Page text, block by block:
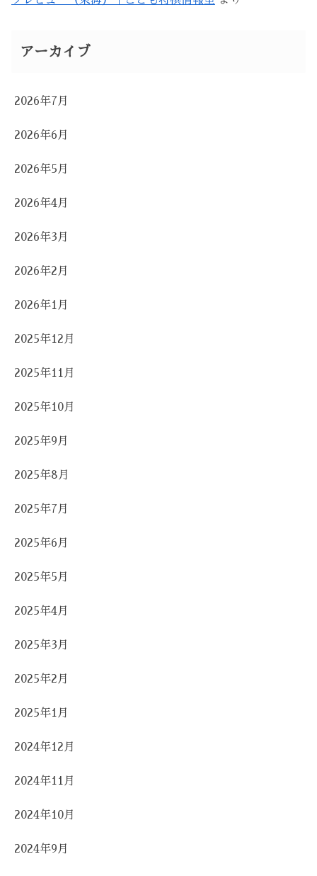
アーカイブ
2026年7月
2026年6月
2026年5月
2026年4月
2026年3月
2026年2月
2026年1月
2025年12月
2025年11月
2025年10月
2025年9月
2025年8月
2025年7月
2025年6月
2025年5月
2025年4月
2025年3月
2025年2月
2025年1月
2024年12月
2024年11月
2024年10月
2024年9月